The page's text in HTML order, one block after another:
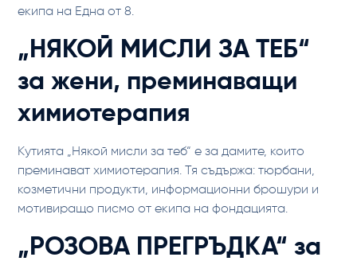
екипа на Една от 8.
„НЯКОЙ МИСЛИ ЗА ТЕБ“
за жени, преминаващи
химиотерапия
Кутията „Някой мисли за теб“ е за дамите, които
преминават химиотерапия. Тя съдържа: тюрбани,
козметични продукти, информационни брошури и
мотивиращо писмо от екипа на фондацията.
„РОЗОВА ПРЕГРЪДКА“ за